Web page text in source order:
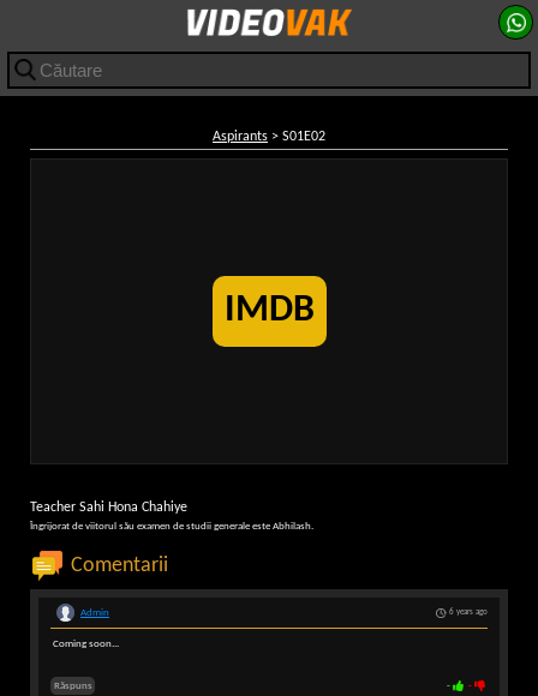
Aspirants > S01E02
IMDB
Teacher Sahi Hona Chahiye
Îngrijorat de viitorul său examen de studii generale este Abhilash.
Comentarii
6 years ago
Admin
Coming soon...
- -
Răspuns